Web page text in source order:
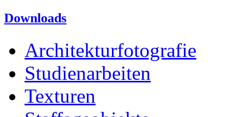
Downloads
Architekturfotografie
Studienarbeiten
Texturen